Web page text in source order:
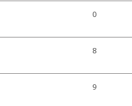
0
8
9